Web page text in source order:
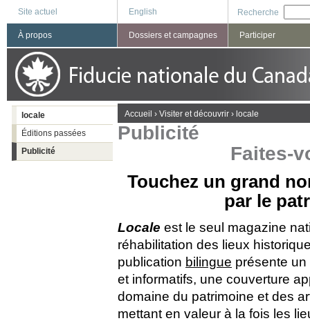
Site actuel English Recherche
You are here
Accueil › Visiter et découvrir › locale
Publicité
Faites-
Touchez un grand
par le
Locale est le seul magazine
réhabilitation des lieux
publication bilingue présente
et informatifs, une couverture
domaine du patrimoine et des
mettant en valeur à la fois les
À propos Dossiers et campagnes Participer
locale
Éditions passées
Publicité